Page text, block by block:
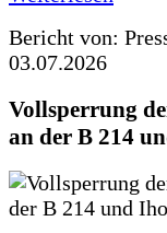
Bericht von:
03.07.2026
Vollsperrung
an der B 214